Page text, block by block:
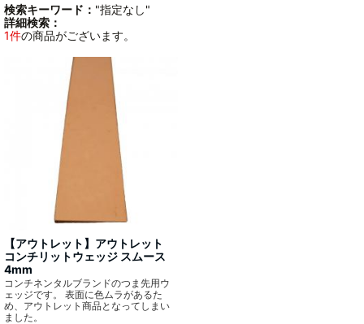
検索キーワード： "指定なし"
詳細検索：
1件の商品がございます。
【アウトレット】アウトレット
コンチリットウェッジ スムース
4mm
コンチネンタルブランドのつま先用ウ
ェッジです。 表面に色ムラがあるた
め、アウトレット商品となってしまい
ました。